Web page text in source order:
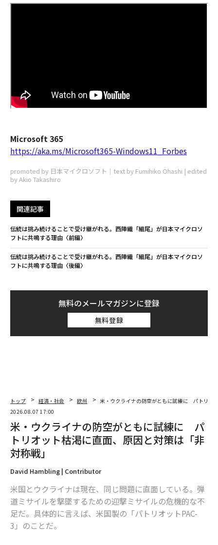
Microsoft 365
https://aka.ms/Microsoft365-Windows11_Forbes
promoted by 日本マイクロソフト｜text by Fumihiko Ohashi | edited
by Akio Takashiro
関連記事
伝統は挑み続けることで受け継がれる。西陣織「細尾」が日本マイクロソ
フトに共鳴する理由〈前編〉
伝統は挑み続けることで受け継がれる。西陣織「細尾」が日本マイクロソ
フトに共鳴する理由〈後編〉
無料のメールマガジンに登録
無料登録
トップ 経済・社会 欧州
米・ウクライナの防空がともに試練に パトリオ
2026.08.07 17:00
米・ウクライナの防空がともに試練に パ
トリオット枯渇に直面、原因と対策は「非
対称戦」
David Hambling | Contributor
米国とウクライナは現在、同じ問題に直面している。弾
道ミサイルを撃墜するための迎撃ミサイルの危機的な不
足だ。具体的に言えば、米国製の「パトリオットPAC-
3」のことだ。